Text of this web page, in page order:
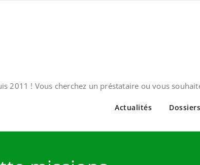
2011 ! Vous cherchez un préstataire ou vous
Actualités Dossiers